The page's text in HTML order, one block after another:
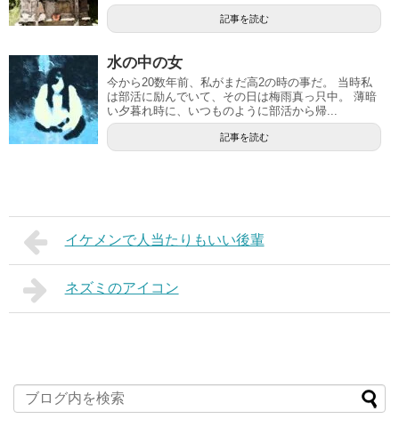
記事を読む
水の中の女
今から20数年前、私がまだ高2の時の事だ。 当時私
は部活に励んでいて、その日は梅雨真っ只中。 薄暗
い夕暮れ時に、いつものように部活から帰...
記事を読む
イケメンで人当たりもいい後輩
ネズミのアイコン